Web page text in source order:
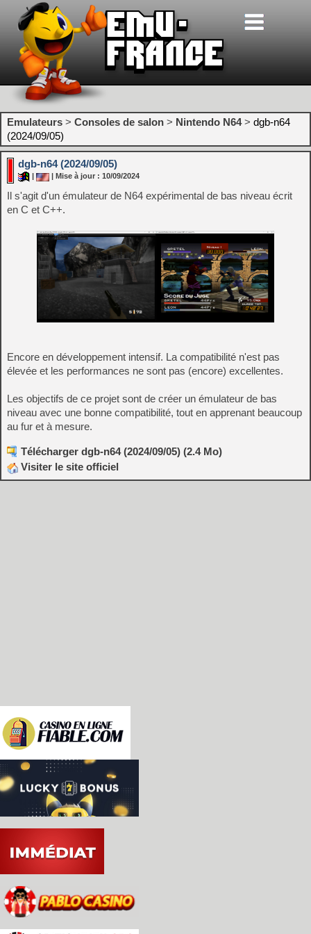
Emulateurs > Consoles de salon > Nintendo N64> dgb-n64
(2024/09/05)
dgb-n64 (2024/09/05)
| Mise à jour : 10/09/2024
Il s'agit d'un émulateur de N64 expérimental de bas niveau écrit
en C et C++.
Encore en développement intensif. La compatibilité n'est pas
élevée et les performances ne sont pas (encore) excellentes.
Les objectifs de ce projet sont de créer un émulateur de bas
niveau avec une bonne compatibilité, tout en apprenant beaucoup
au fur et à mesure.
Télécharger dgb-n64 (2024/09/05) (2.4 Mo)
Visiter le site officiel